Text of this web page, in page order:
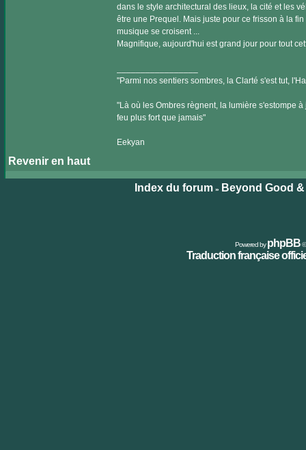
dans le style architectural des lieux, la cité et les
être une Prequel. Mais juste pour ce frisson à la
musique se croisent ...
Magnifique, aujourd'hui est grand jour pour tout
"Parmi nos sentiers sombres, la Clarté s'est tut,
"Là où les Ombres règnent, la lumière s'estompe
feu plus fort que jamais"
Eekyan
Revenir en haut
Index du forum» Beyond Good
Powered byphpBB©
Traduction française